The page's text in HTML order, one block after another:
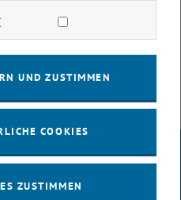
Marketing Cookies zulassen
UND ZUSTIMMEN
COOKIES
ZUSTIMMEN